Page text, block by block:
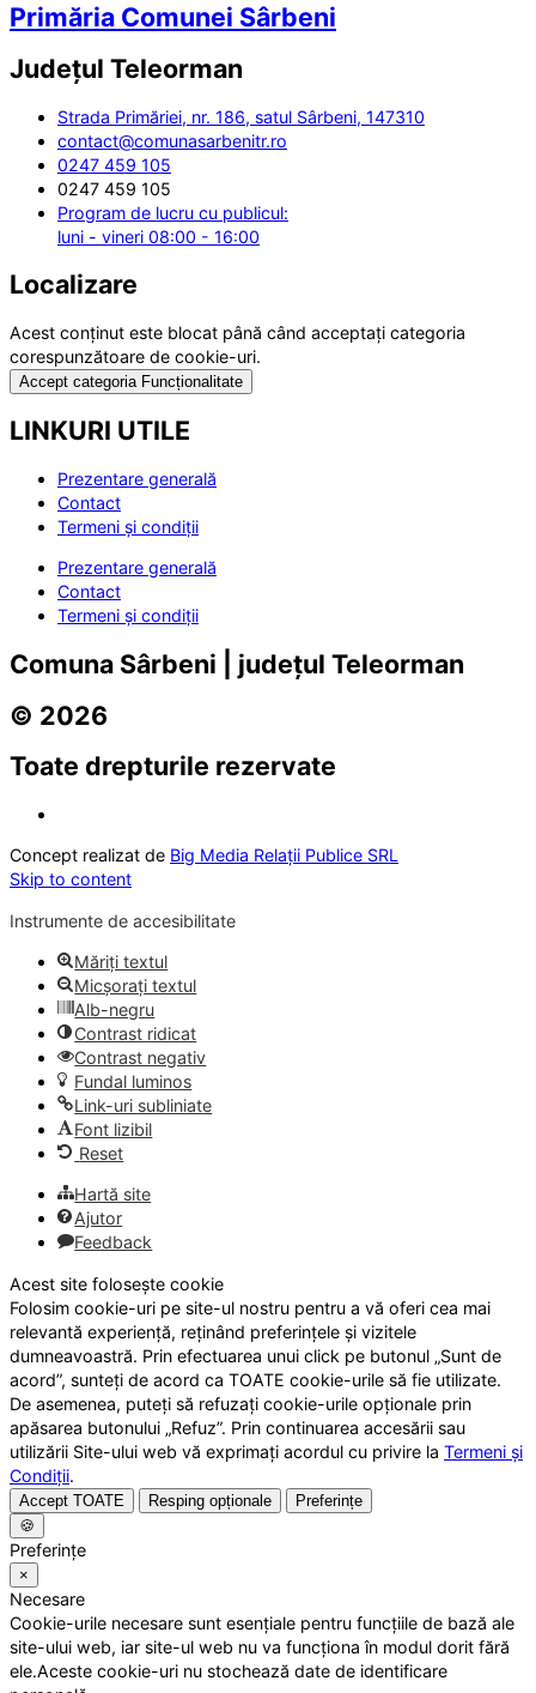
Primăria Comunei Sârbeni
Județul Teleorman
Strada Primăriei, nr. 186, satul Sârbeni, 147310
contact@comunasarbenitr.ro
0247 459 105
0247 459 105
Program de lucru cu publicul:
luni - vineri 08:00 - 16:00
Localizare
Acest conținut este blocat până când acceptați categoria
corespunzătoare de cookie-uri.
Accept categoria Funcționalitate
LINKURI UTILE
Prezentare generală
Contact
Termeni și condiții
Prezentare generală
Contact
Termeni și condiții
Comuna Sârbeni | județul Teleorman
© 2026
Toate drepturile rezervate
Concept realizat de Big Media Relații Publice SRL
Skip to content
Instrumente de accesibilitate
Măriți textul
Micșorați textul
Alb-negru
Contrast ridicat
Contrast negativ
Fundal luminos
Link-uri subliniate
Font lizibil
Reset
Hartă site
Ajutor
Feedback
Acest site folosește cookie
Folosim cookie-uri pe site-ul nostru pentru a vă oferi cea mai
relevantă experiență, reținând preferințele și vizitele
dumneavoastră. Prin efectuarea unui click pe butonul „Sunt de
acord”, sunteți de acord ca TOATE cookie-urile să fie utilizate.
De asemenea, puteți să refuzați cookie-urile opționale prin
apăsarea butonului „Refuz”. Prin continuarea accesării sau
utilizării Site-ului web vă exprimați acordul cu privire la Termeni și
Condiții.
Accept TOATE Resping opționale
Preferințe
🍪
Preferințe
×
Necesare
Cookie-urile necesare sunt esențiale pentru funcțiile de bază ale
site-ului web, iar site-ul web nu va funcționa în modul dorit fără
ele.Aceste cookie-uri nu stochează date de identificare